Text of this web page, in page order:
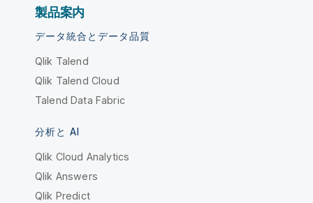
製品案内
データ統合とデータ品質
Qlik Talend
Qlik Talend Cloud
Talend Data Fabric
分析と AI
Qlik Cloud Analytics
Qlik Answers
Qlik Predict